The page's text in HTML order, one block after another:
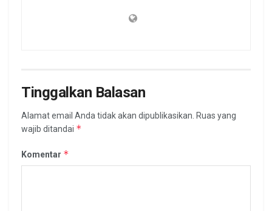
Tinggalkan Balasan
Alamat email Anda tidak akan dipublikasikan. Ruas yang
wajib ditandai *
Komentar *